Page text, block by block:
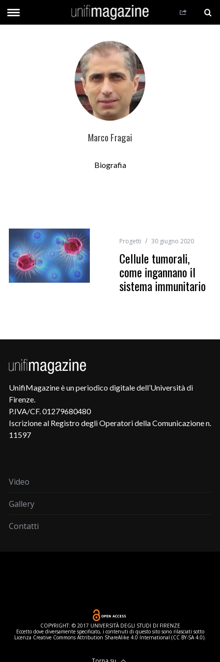
Marco Fragai
Biografia
Progetti 30 giugno 2020
Cellule tumorali,
come ingannano il
sistema immunitario
UnifiMagazine è un periodico digitale dell’Università di
Firenze.
P.IVA/CF. 01279680480
Iscrizione al Registro degli Operatori della Comunicazione n.
11597
Video
Gallery
Contatti
COPYRIGHT: © 2017 UNIVERSITÀ DEGLI STUDI DI FIRENZE
Eccetto dove diversamente specificato, i contenuti di questo sito sono rilasciati sotto
Licenza Creative Commons Attribution ShareAlike 4.0 International (CC BY-SA 4.0).